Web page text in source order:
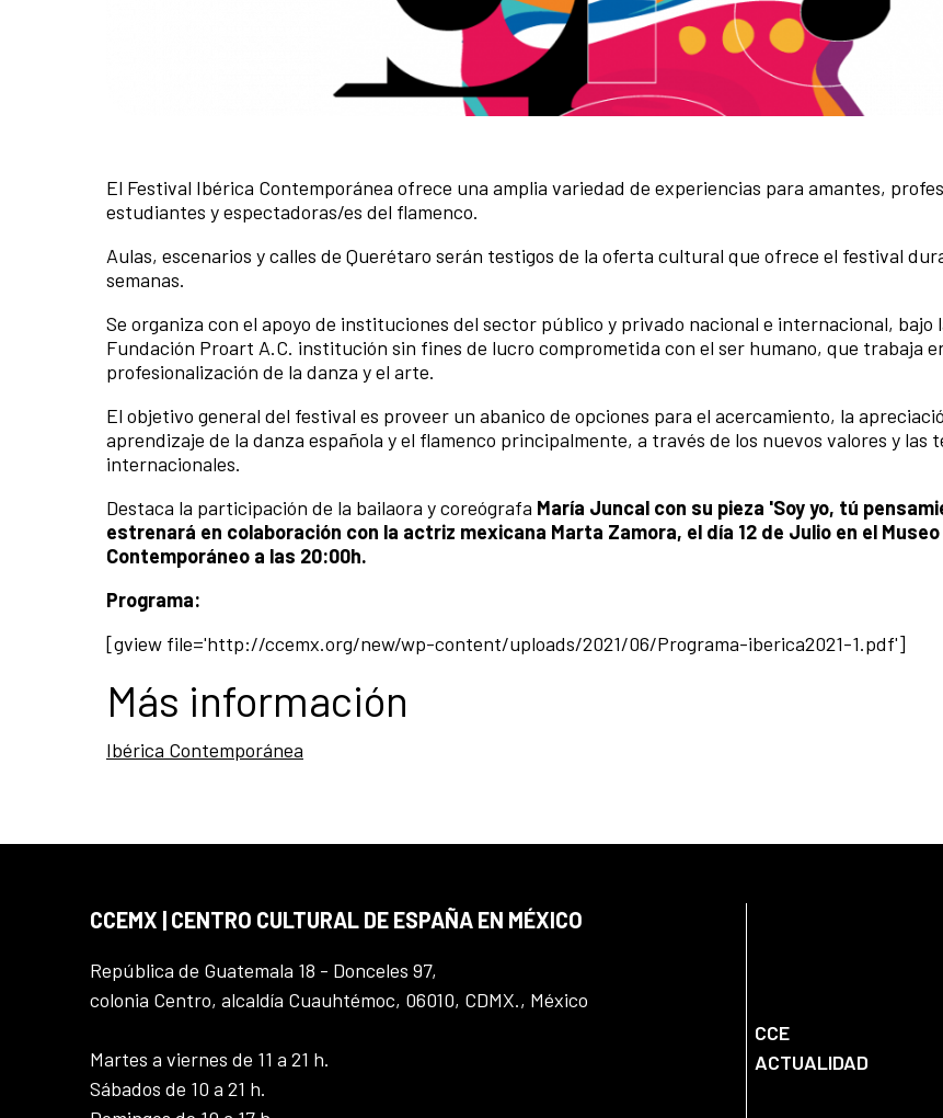
El Festival Ibérica Contemporánea ofrece una amplia variedad de experiencias para amantes,
estudiantes y espectadoras/es del flamenco.
Aulas, escenarios y calles de Querétaro serán testigos de la oferta cultural que ofrece el festival
semanas.
Se organiza con el apoyo de instituciones del sector público y privado nacional e internacional, bajo
Fundación Proart A.C. institución sin fines de lucro comprometida con el ser humano, que trabaja
profesionalización de la danza y el arte.
El objetivo general del festival es proveer un abanico de opciones para el acercamiento, la
aprendizaje de la danza española y el flamenco principalmente, a través de los nuevos valores y las
internacionales.
Destaca la participación de la bailaora y coreógrafa María Juncal con su pieza 'Soy yo, tú
estrenará en colaboración con la actriz mexicana Marta Zamora, el día 12 de Julio en el
Contemporáneo a las 20:00h.
Programa:
[gview file='http://ccemx.org/new/wp-content/uploads/2021/06/Programa-iberica2021-1.pdf']
Más información
Ibérica Contemporánea
CCEMX | CENTRO CULTURAL DE ESPAÑA EN MÉXICO
República de Guatemala 18 - Donceles 97,
colonia Centro, alcaldía Cuauhtémoc, 06010, CDMX., México
Martes a viernes de 11 a 21 h.
Sábados de 10 a 21 h.
CCE
ACTUALIDAD